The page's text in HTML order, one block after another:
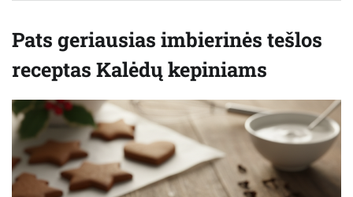
Pats geriausias imbierinės tešlos
receptas Kalėdų kepiniams